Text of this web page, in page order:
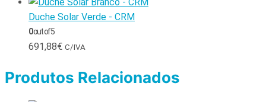
Duche Solar Verde - CRM
0out of 5
691,88€ C/IVA
Produtos Relacionados